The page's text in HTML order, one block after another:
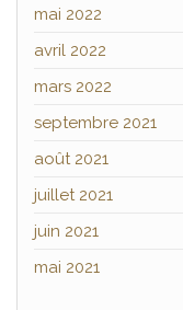
mai 2022
avril 2022
mars 2022
septembre 2021
août 2021
juillet 2021
juin 2021
mai 2021